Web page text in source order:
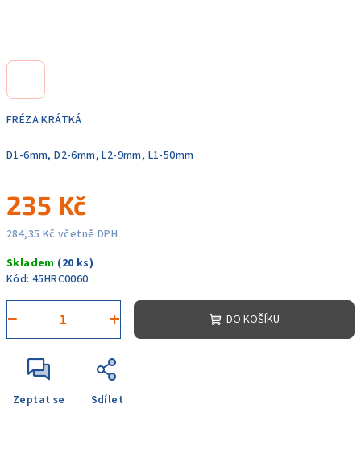
FRÉZA KRÁTKÁ
D1-6mm, D2-6mm, L2-9mm, L1-50mm
235 Kč
284,35 Kč včetně DPH
cena:
Skladem (20 ks)
Kód: 45HRC0060
+
− DO KOŠÍKU
Zeptat se Sdílet